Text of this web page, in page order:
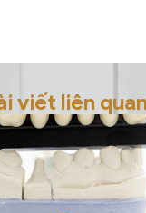
viết liên